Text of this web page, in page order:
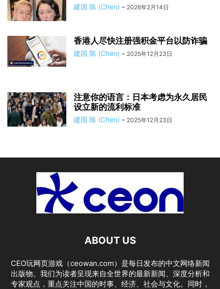
建国 陈 (Chen) - 2026年2月14日
香港人尽快注册强积金平台以防诈骗
建国 陈 (Chen) - 2025年12月23日
注意你的语言：日本考虑为永久居民
设立新的流利标准
建国 陈 (Chen) - 2025年12月23日
ABOUT US
CEO玩网页游戏（ceowan.com）是每日发布的中文网络新闻
出版物。我们为读者呈现来自全世界的最新新闻、深度分析和
专家观点，重点关注中国的时事、经济、社会与文化。同时，